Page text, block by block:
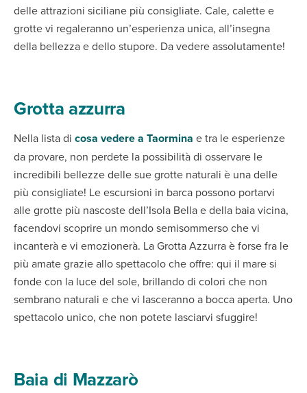
delle attrazioni siciliane più consigliate. Cale, calette e
grotte vi regaleranno un’esperienza unica, all’insegna
della bellezza e dello stupore. Da vedere assolutamente!
Grotta azzurra
Nella lista di cosa vedere a Taormina e tra le esperienze
da provare, non perdete la possibilità di osservare le
incredibili bellezze delle sue grotte naturali è una delle
più consigliate! Le escursioni in barca possono portarvi
alle grotte più nascoste dell’Isola Bella e della baia vicina,
facendovi scoprire un mondo semisommerso che vi
incanterà e vi emozionerà. La Grotta Azzurra è forse fra le
più amate grazie allo spettacolo che offre: qui il mare si
fonde con la luce del sole, brillando di colori che non
sembrano naturali e che vi lasceranno a bocca aperta. Uno
spettacolo unico, che non potete lasciarvi sfuggire!
Baia di Mazzarò